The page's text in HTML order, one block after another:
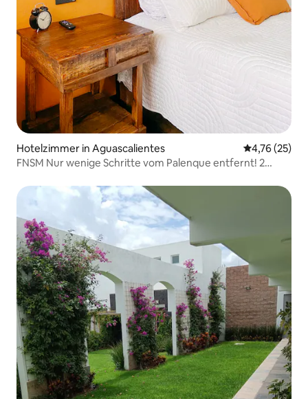
Hotelzimmer in Aguascalientes
4,76 (25)
FNSM Nur wenige Schritte vom Palenque entfernt! 2